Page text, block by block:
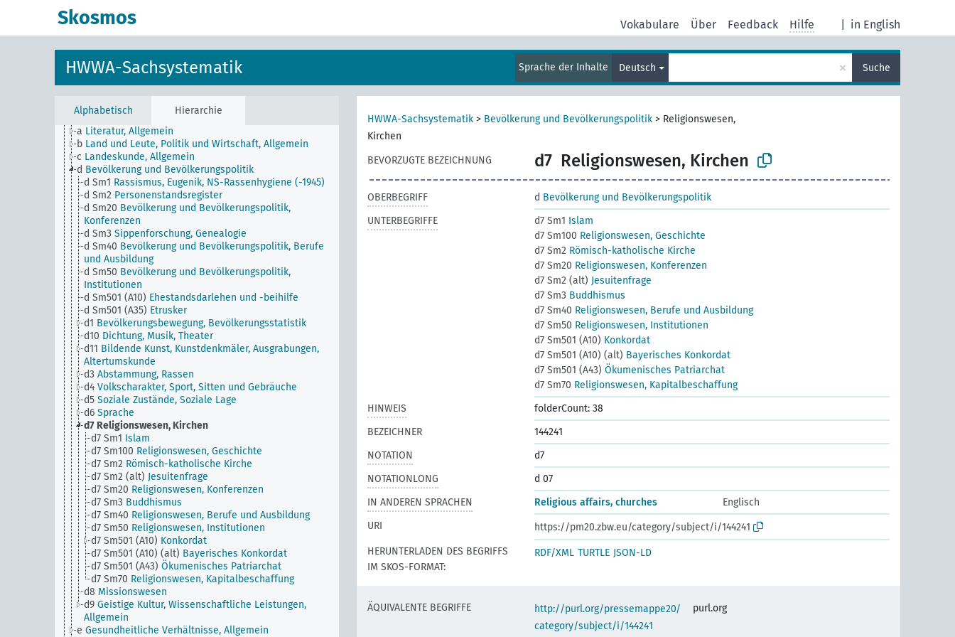
Skosmos in English
Vokabulare Über Feedback Hilfe
HWWA-Sachsystematik Sprache der Inhalte Deutsch × Suche
Alphabetisch Hierarchie
HWWA-Sachsystematik
a Literatur, Allgemein
b Land und Leute, Politik und Wirtschaft, Allgemein
c Landeskunde, Allgemein
d Bevölkerung und Bevölkerungspolitik
d Sm1 Rassismus, Eugenik, NS-Rassenhygiene (-1945)
d Sm2 Personenstandsregister
d Sm20 Bevölkerung und Bevölkerungspolitik,
Konferenzen
d Sm3 Sippenforschung, Genealogie
d Sm40 Bevölkerung und Bevölkerungspolitik, Berufe
und Ausbildung
d Sm50 Bevölkerung und Bevölkerungspolitik,
Institutionen
d Sm501 (A10) Ehestandsdarlehen und -beihilfe
d Sm501 (A35) Etrusker
d1 Bevölkerungsbewegung, Bevölkerungsstatistik
d10 Dichtung, Musik, Theater
d11 Bildende Kunst, Kunstdenkmäler, Ausgrabungen,
Altertumskunde
d3 Abstammung, Rassen
d4 Volkscharakter, Sport, Sitten und Gebräuche
d5 Soziale Zustände, Soziale Lage
d6 Sprache
d7 Religionswesen, Kirchen
d7 Sm1 Islam
d7 Sm100 Religionswesen, Geschichte
d7 Sm2 Römisch-katholische Kirche
d7 Sm2 (alt) Jesuitenfrage
d7 Sm20 Religionswesen, Konferenzen
d7 Sm3 Buddhismus
d7 Sm40 Religionswesen, Berufe und Ausbildung
d7 Sm50 Religionswesen, Institutionen
d7 Sm501 (A10) Konkordat
d7 Sm501 (A10) (alt) Bayerisches Konkordat
d7 Sm501 (A43) Ökumenisches Patriarchat
d7 Sm70 Religionswesen, Kapitalbeschaffung
d8 Missionswesen
d9 Geistige Kultur, Wissenschaftliche Leistungen,
Allgemein
e Gesundheitliche Verhältnisse, Allgemein
HWWA-Sachsystematik > Bevölkerung und Bevölkerungspolitik > Religionswesen,
Kirchen
BEVORZUGTE BEZEICHNUNG
d7 Religionswesen, Kirchen
OBERBEGRIFF d Bevölkerung und Bevölkerungspolitik
UNTERBEGRIFFE
d7 Sm1 Islam
d7 Sm100 Religionswesen, Geschichte
d7 Sm2 Römisch-katholische Kirche
d7 Sm20 Religionswesen, Konferenzen
d7 Sm2 (alt) Jesuitenfrage
d7 Sm3 Buddhismus
d7 Sm40 Religionswesen, Berufe und Ausbildung
d7 Sm50 Religionswesen, Institutionen
d7 Sm501 (A10) Konkordat
d7 Sm501 (A10) (alt) Bayerisches Konkordat
d7 Sm501 (A43) Ökumenisches Patriarchat
d7 Sm70 Religionswesen, Kapitalbeschaffung
HINWEIS
folderCount: 38
BEZEICHNER
144241
NOTATION
d7
NOTATIONLONG
d 07
IN ANDEREN SPRACHEN
Religious affairs, churches
Englisch
URI
https://pm20.zbw.eu/category/subject/i/144241
HERUNTERLADEN DES BEGRIFFS
IM SKOS-FORMAT:
RDF/XML TURTLE JSON-LD
ÄQUIVALENTE BEGRIFFE
http://purl.org/pressemappe20/
category/subject/i/144241
purl.org